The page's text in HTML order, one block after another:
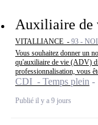
Auxiliaire de
VITALLIANCE - 93 -
Vous souhaitez donner un
qu'auxiliaire de vie (ADV)
professionnalisation, vous
CDI - Temps plein
Publié il y a 9 jours